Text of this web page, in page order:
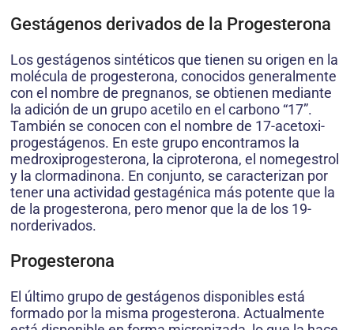
Gestágenos derivados de la Progesterona
Los gestágenos sintéticos que tienen su origen en la
molécula de progesterona, conocidos generalmente
con el nombre de pregnanos, se obtienen mediante
la adición de un grupo acetilo en el carbono “17”.
También se conocen con el nombre de 17-acetoxi-
progestágenos. En este grupo encontramos la
medroxiprogesterona, la ciproterona, el nomegestrol
y la clormadinona. En conjunto, se caracterizan por
tener una actividad gestagénica más potente que la
de la progesterona, pero menor que la de los 19-
norderivados.
Progesterona
El último grupo de gestágenos disponibles está
formado por la misma progesterona. Actualmente